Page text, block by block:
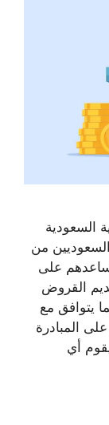
السعودية
من
على
القروض
يتوافق مع
المبادرة
أي